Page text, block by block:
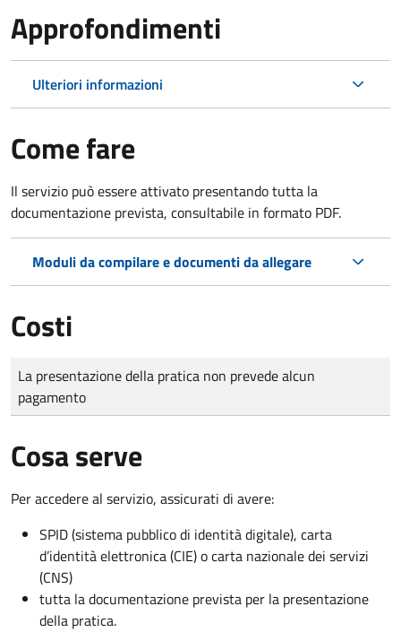
Approfondimenti
Ulteriori informazioni
Come fare
Il servizio può essere attivato presentando tutta la
documentazione prevista, consultabile in formato PDF.
Moduli da compilare e documenti da allegare
Costi
Tipo di pagamento
Importo
La presentazione della pratica non prevede alcun
pagamento
Cosa serve
Per accedere al servizio, assicurati di avere:
SPID (sistema pubblico di identità digitale), carta
d’identità elettronica (CIE) o carta nazionale dei servizi
(CNS)
tutta la documentazione prevista per la presentazione
della pratica.